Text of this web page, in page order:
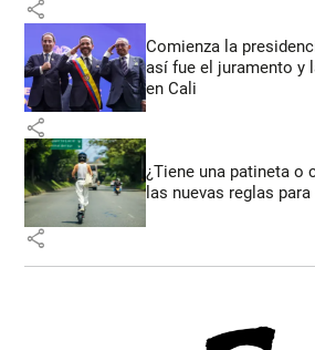
share
Comienza la
así fue el juramento y
en Cali
share
¿Tiene una patineta o
las nuevas reglas
share